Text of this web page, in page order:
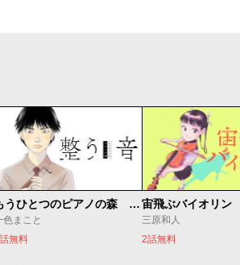
もうひとつのピアノの森 整う音
色まこと
無料
宙飛ぶバイオリン
三原和人
2話無料